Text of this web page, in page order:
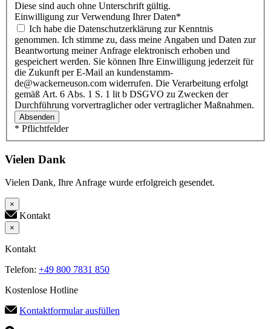
Diese sind auch ohne Unterschrift gültig.
Einwilligung zur Verwendung Ihrer Daten*
genommen. Ich stimme zu, dass meine Angaben und Daten zur
Beantwortung meiner Anfrage elektronisch erhoben und
gespeichert werden. Sie können Ihre Einwilligung jederzeit für
die Zukunft per E-Mail an kundenstamm-
de@wackerneuson.com widerrufen. Die Verarbeitung erfolgt
gemäß Art. 6 Abs. 1 S. 1 lit b DSGVO zu Zwecken der
Durchführung vorvertraglicher oder vertraglicher Maßnahmen.
Absenden
* Pflichtfelder
Vielen Dank
Vielen Dank, Ihre Anfrage wurde erfolgreich gesendet.
×
Kontakt
×
Kontakt
Telefon: +49 800 7831 850
Kostenlose Hotline
Kontaktformular ausfüllen